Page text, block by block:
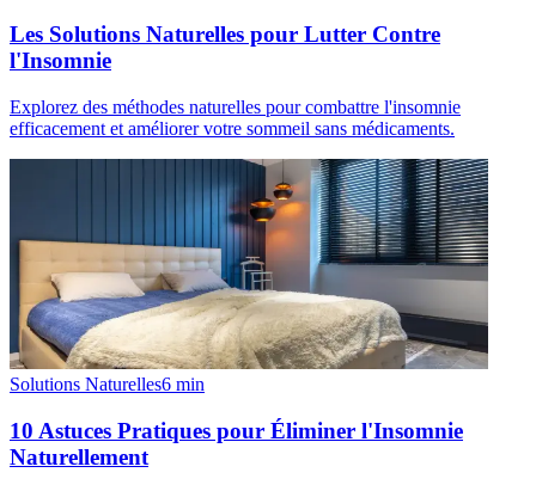
Les Solutions Naturelles pour Lutter Contre
l'Insomnie
Explorez des méthodes naturelles pour combattre l'insomnie
efficacement et améliorer votre sommeil sans médicaments.
Solutions Naturelles6 min
10 Astuces Pratiques pour Éliminer l'Insomnie
Naturellement